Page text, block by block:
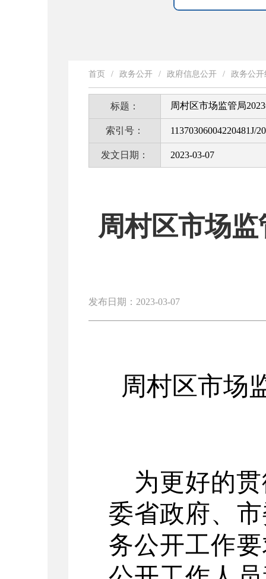
首页 / 政务公开 / 政府信息公开 / 政务公
标题： 周村区市场监管局
索引号： 11370306004220481J/
发文日期： 2023-03-07
周村区市场
发布日期：2023-03-07
周村区市场
为更好的
委省政府、
务公开工作